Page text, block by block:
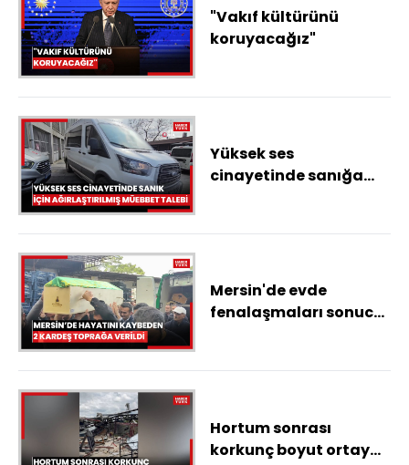
"Vakıf kültürünü
koruyacağız"
Yüksek ses
cinayetinde sanığa
ağırlaştırılmış
Mersin'de evde
fenalaşmaları sonucu
defnedildi
Hortum sonrası
korkunç boyut ortaya